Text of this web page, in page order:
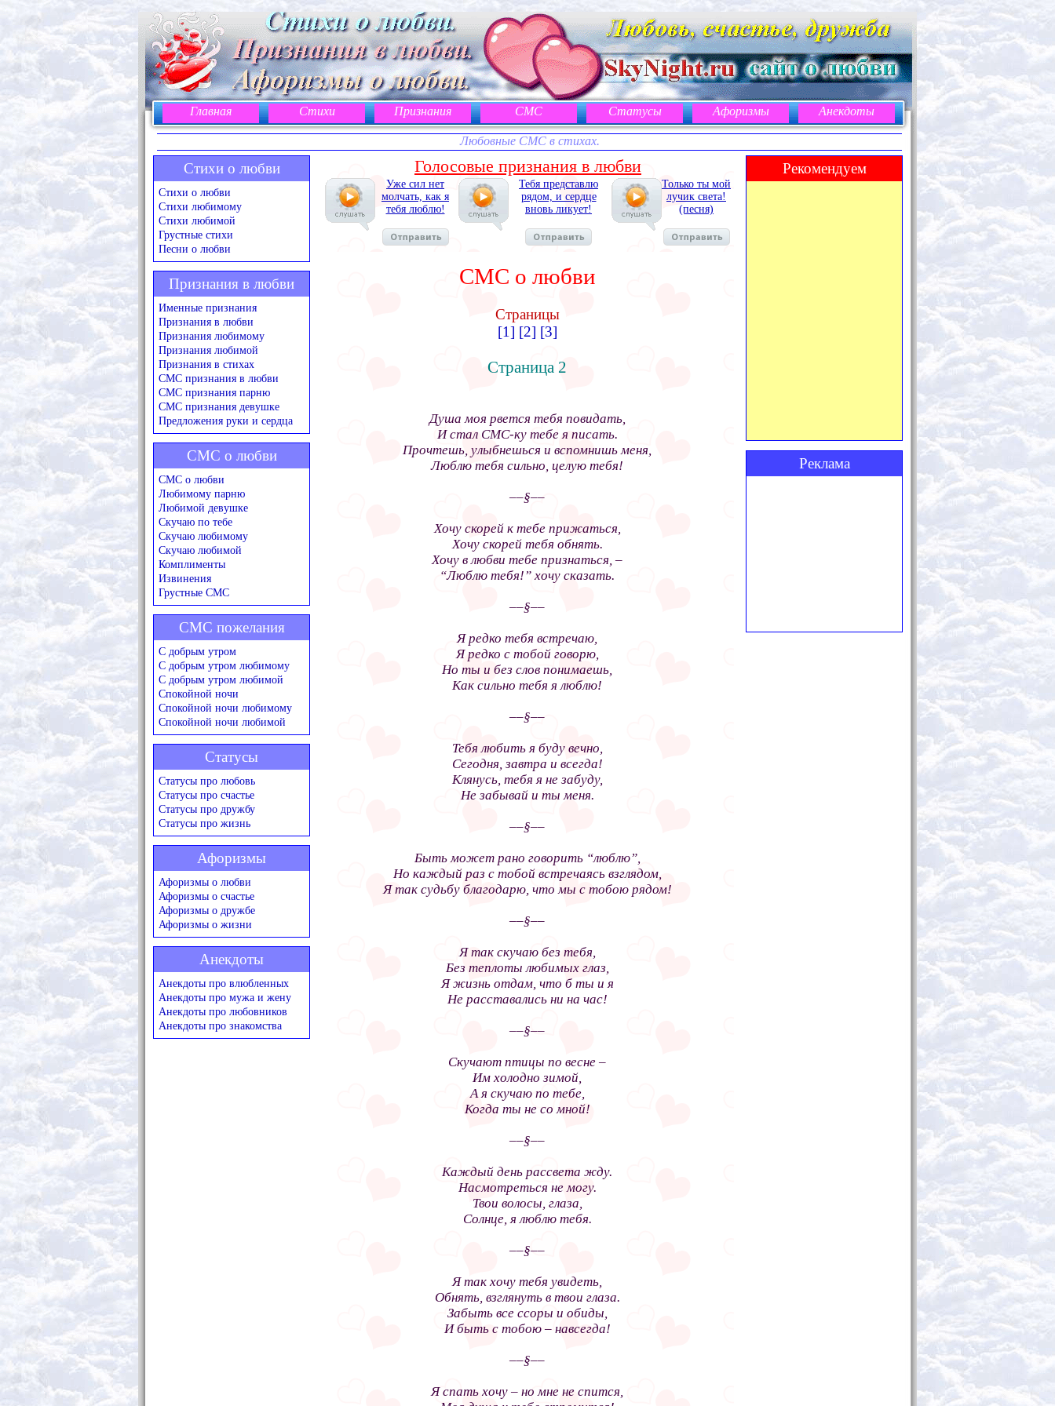
Главная Стихи Признания СМС Статусы Афоризмы Анекдоты
Любовные СМС в стихах.
Голосовые признания в любви
Уже сил нет
молчать, как я
тебя люблю!
Тебя представлю
рядом, и сердце
вновь ликует!
Только ты мой
лучик света!
(песня)
СМС о любви
Страницы
[1] [2] [3]
Страница 2
Душа моя рвется тебя повидать,
И стал СМС-ку тебе я писать.
Прочтешь, улыбнешься и вспомнишь меня,
Люблю тебя сильно, целую тебя!
––§––
Хочу скорей к тебе прижаться,
Хочу скорей тебя обнять.
Хочу в любви тебе признаться, –
“Люблю тебя!” хочу сказать.
––§––
Я редко тебя встречаю,
Я редко с тобой говорю,
Но ты и без слов понимаешь,
Как сильно тебя я люблю!
––§––
Тебя любить я буду вечно,
Сегодня, завтра и всегда!
Клянусь, тебя я не забуду,
Не забывай и ты меня.
––§––
Быть может рано говорить “люблю”,
Но каждый раз с тобой встречаясь взглядом,
Я так судьбу благодарю, что мы с тобою рядом!
––§––
Я так скучаю без тебя,
Без теплоты любимых глаз,
Я жизнь отдам, что б ты и я
Не расставались ни на час!
––§––
Скучают птицы по весне –
Им холодно зимой,
А я скучаю по тебе,
Когда ты не со мной!
––§––
Каждый день рассвета жду.
Насмотреться не могу.
Твои волосы, глаза,
Солнце, я люблю тебя.
––§––
Я так хочу тебя увидеть,
Обнять, взглянуть в твои глаза.
Забыть все ссоры и обиды,
И быть с тобою – навсегда!
––§––
Я спать хочу – но мне не спится,
Стихи о любви
Стихи о любви
Стихи любимому
Стихи любимой
Грустные стихи
Песни о любви
Признания в любви
Именные признания
Признания в любви
Признания любимому
Признания любимой
Признания в стихах
СМС признания в любви
СМС признания парню
СМС признания девушке
Предложения руки и сердца
СМС о любви
СМС о любви
Любимому парню
Любимой девушке
Скучаю по тебе
Скучаю любимому
Скучаю любимой
Комплименты
Извинения
Грустные СМС
СМС пожелания
С добрым утром
С добрым утром любимому
С добрым утром любимой
Спокойной ночи
Спокойной ночи любимому
Спокойной ночи любимой
Статусы
Статусы про любовь
Статусы про счастье
Статусы про дружбу
Статусы про жизнь
Афоризмы
Афоризмы о любви
Афоризмы о счастье
Афоризмы о дружбе
Афоризмы о жизни
Анекдоты
Анекдоты про влюбленных
Анекдоты про мужа и жену
Анекдоты про любовников
Анекдоты про знакомства
Рекомендуем
Реклама